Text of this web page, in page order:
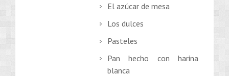
El azúcar de mesa
Los dulces
Pasteles
Pan hecho con harina
blanca